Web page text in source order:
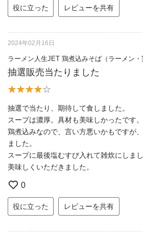
役に立った レビューを共有
2024年02月16日
ラーメン人生JET 鶏煮込みそば（ラーメン・
抽選販売当たりました
抽選で当たり、期待して食しました。
スープは濃厚。具材も美味しかったです。
鶏煮込みなので、言い方悪いかもですが
ました。
スープに最後塩むすび入れて雑炊にしまし
美味しくいただきました。
0
役に立った レビューを共有